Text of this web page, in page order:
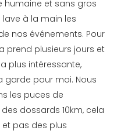
humaine et sans gros
lave à la main les
nos événements. Pour
prend plusieurs jours et
plus intéressante,
garde pour moi. Nous
les puces de
dossards 10km, cela
et pas des plus